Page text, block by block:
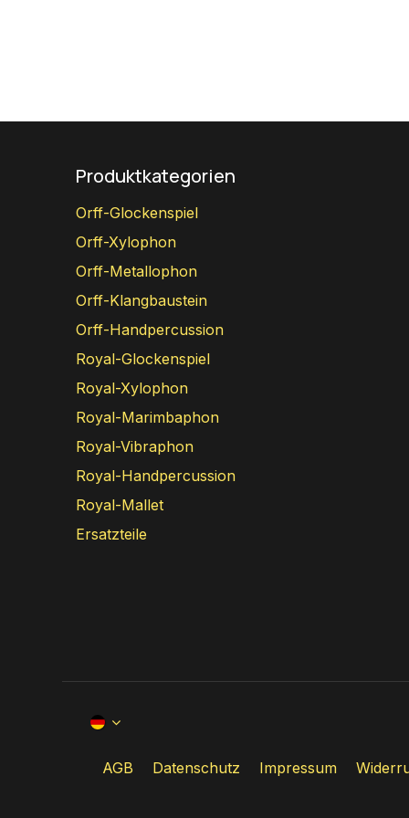
Produktkategorien
Orff-Glockenspiel
Orff-Xylophon
Orff-Metallophon
Orff-Klangbaustein
Orff-Handpercussion
Royal-Glockenspiel
Royal-Xylophon
Royal-Marimbaphon
Royal-Vibraphon
Royal-Handpercussion
Royal-Mallet
Ersatzteile
AGB Datenschutz Impressum